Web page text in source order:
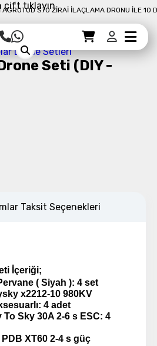
S70 ZIRAI İLAÇLAMA DRONU İLE 10
Sepet Ödemeye Geç
çift tıklayın
Drone Setleri
Seti (DIY -
Taksit Seçenekleri
İçeriği;
( Siyah ): 4 set
x2212-10 980KV
4 adet
To Sky 30A 2-6 s ESC: 4
PDB XT60 2-4 s güç